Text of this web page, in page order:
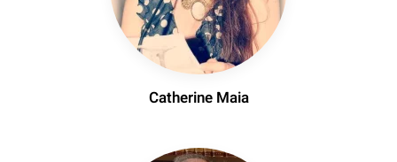
Catherine Maia